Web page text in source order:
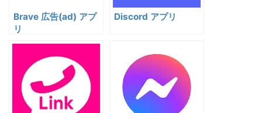
Brave 広告(ad) アプ
リ
Discord アプリ